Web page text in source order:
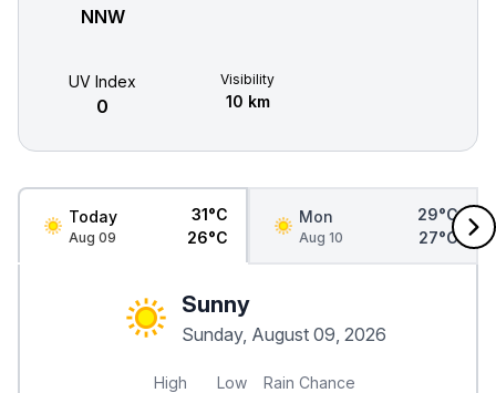
NNW
UV Index
0
Visibility
10 km
Today
Aug 09
31°C
26°C
Mon
Aug 10
29°C
27°C
Sunny
Sunday, August 09, 2026
High Low Rain Chance